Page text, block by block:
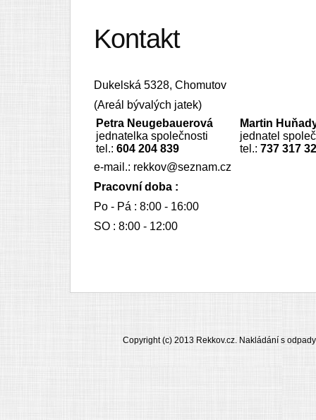
Kontakt
Dukelská 5328, Chomutov
(Areál bývalých jatek)
Petra Neugebauerová
jednatelka společnosti
tel.: 604 204 839
Martin
jednatel
tel.: 737 317
e-mail.: rekkov@seznam.cz
Pracovní doba :
Po - Pá : 8:00 - 16:00
SO : 8:00 - 12:00
Copyright (c) 2013 Rekkov.cz. Nakládání s